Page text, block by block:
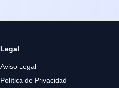
Legal
Aviso Legal
Política de Privacidad